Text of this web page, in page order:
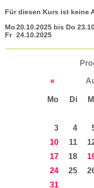
Für diesen Kurs ist keine
Mo20.10.2025 bis Do
Fr 24.10.2025
«
Mo Di
3
4
10
11
17
18
24
25
31